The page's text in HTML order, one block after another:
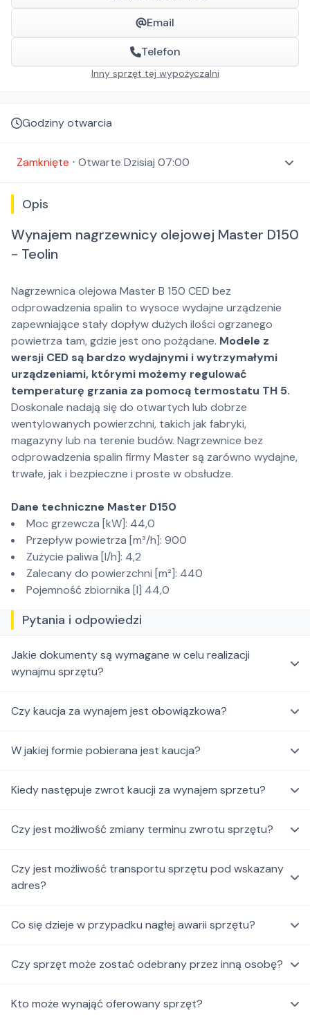
Email
Telefon
Inny sprzęt tej wypożyczalni
Godziny otwarcia
Zamknięte ⋅ Otwarte Dzisiaj 07:00
Opis
Wynajem nagrzewnicy olejowej Master D150
- Teolin
Nagrzewnica olejowa Master B 150 CED bez
odprowadzenia spalin to wysoce wydajne urządzenie
zapewniające stały dopływ dużych ilości ogrzanego
powietrza tam, gdzie jest ono pożądane. Modele z
wersji CED są bardzo wydajnymi i wytrzymałymi
urządzeniami, którymi możemy regulować
temperaturę grzania za pomocą termostatu TH 5.
Doskonale nadają się do otwartych lub dobrze
wentylowanych powierzchni, takich jak fabryki,
magazyny lub na terenie budów. Nagrzewnice bez
odprowadzenia spalin firmy Master są zarówno wydajne,
trwałe, jak i bezpieczne i proste w obsłudze.
Dane techniczne Master D150
Moc grzewcza [kW]: 44,0
Przepływ powietrza [m³/h]: 900
Zużycie paliwa [l/h]: 4,2
Zalecany do powierzchni [m²]: 440
Pojemność zbiornika [l] 44,0
Pytania i odpowiedzi
Jakie dokumenty są wymagane w celu realizacji
wynajmu sprzętu?
Czy kaucja za wynajem jest obowiązkowa?
W jakiej formie pobierana jest kaucja?
Kiedy następuje zwrot kaucji za wynajem sprzetu?
Czy jest możliwość zmiany terminu zwrotu sprzętu?
Czy jest możliwość transportu sprzętu pod wskazany
adres?
Co się dzieje w przypadku nagłej awarii sprzętu?
Czy sprzęt może zostać odebrany przez inną osobę?
Kto może wynająć oferowany sprzęt?